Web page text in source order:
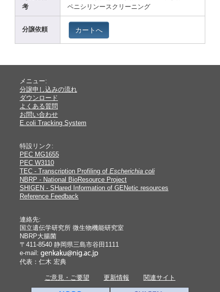
考
ペニシリンースクリーニング
分譲依頼 カートへ
メニュー:
分譲申し込みの流れ
ダウンロード
よくある質問
お問い合わせ
E.coli Tracking System
特設リンク:
PEC MG1655
PEC W3110
TEC - Transcription Profiling of Escherichia coli
NBRP - National BioResource Project
SHIGEN - SHared Information of GENetic resources
Reference Feedback
連絡先:
国立遺伝学研究所 微生物機能研究室
NBRP大腸菌
〒411-8540 静岡県三島市谷田1111
e-mail:
代表：仁木 宏典
ご意見・ご要望 更新情報 関連サイト